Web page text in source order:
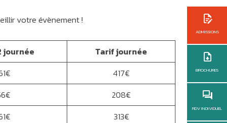
ADMISSIONS
BROCHURES
RDV INDIVIDUEL
votre évènement !
journée
Tarif journée
417€
208€
313€